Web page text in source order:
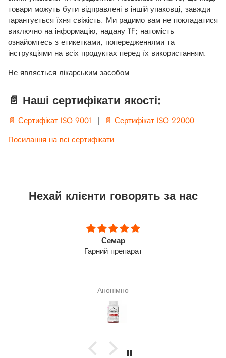
товари можуть бути відправлені в іншій упаковці, завжди
гарантується їхня свіжість. Ми радимо вам не покладатися
виключно на інформацію, надану TF; натомість
ознайомтесь з етикетками, попередженнями та
інструкціями на всіх продуктах перед їх використанням.
Не являється лікарським засобом
📄 Наші сертифікати якості:
📄 Сертифікат ISO 9001 |
📄 Сертифікат ISO 22000
Посилання на всі сертифікати
Нехай клієнти говорять за нас
Семар
Гарний препарат
Анонімно